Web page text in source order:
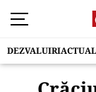
DEZVALUIRI